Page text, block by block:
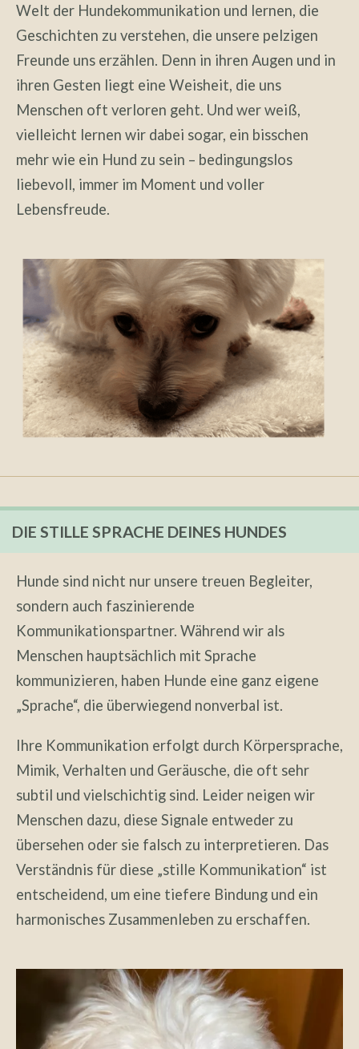
Welt der Hundekommunikation und lernen, die
Geschichten zu verstehen, die unsere pelzigen
Freunde uns erzählen. Denn in ihren Augen und in
ihren Gesten liegt eine Weisheit, die uns
Menschen oft verloren geht. Und wer weiß,
vielleicht lernen wir dabei sogar, ein bisschen
mehr wie ein Hund zu sein – bedingungslos
liebevoll, immer im Moment und voller
Lebensfreude.
DIE STILLE SPRACHE DEINES HUNDES
Hunde sind nicht nur unsere treuen Begleiter,
sondern auch faszinierende
Kommunikationspartner. Während wir als
Menschen hauptsächlich mit Sprache
kommunizieren, haben Hunde eine ganz eigene
„Sprache“, die überwiegend nonverbal ist.
Ihre Kommunikation erfolgt durch Körpersprache,
Mimik, Verhalten und Geräusche, die oft sehr
subtil und vielschichtig sind. Leider neigen wir
Menschen dazu, diese Signale entweder zu
übersehen oder sie falsch zu interpretieren. Das
Verständnis für diese „stille Kommunikation“ ist
entscheidend, um eine tiefere Bindung und ein
harmonisches Zusammenleben zu erschaffen.